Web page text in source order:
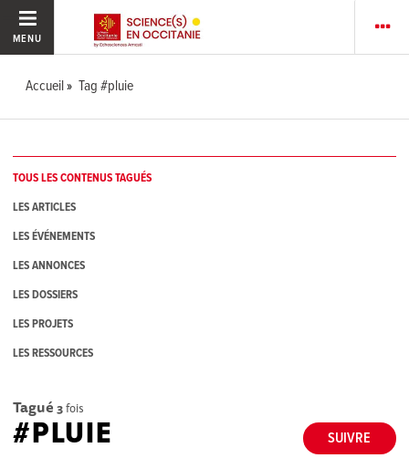
MENU
Accueil Tag #pluie
TOUS LES CONTENUS TAGUÉS
LES ARTICLES
LES ÉVÉNEMENTS
LES ANNONCES
LES DOSSIERS
LES PROJETS
LES RESSOURCES
Tagué 3fois
SUIVRE
#PLUIE